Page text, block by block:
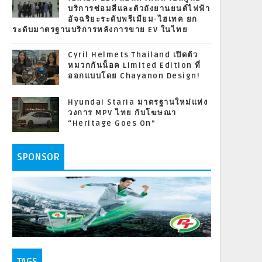
บริการซ่อมสีและตัวถังยานยนต์ไฟฟ้า
อัจฉริยะระดับพรีเมียม-ไฮเทค ยก
ระดับมาตรฐานบริการหลังการขาย EV ในไทย
Cyril Helmets Thailand เปิดตัว
หมวกกันน็อค Limited Edition ที่
ออกแบบโดย Chayanon Design!
Hyundai Staria มาตรฐานใหม่แห่ง
วงการ MPV ไทย กับโฆษณา
“Heritage Goes On”
SPONSOR